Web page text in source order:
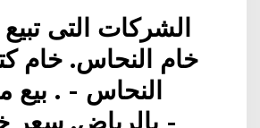
الشركات التى
خام النحاس. خام
النحاس - . بيع
بالرياض. سعر